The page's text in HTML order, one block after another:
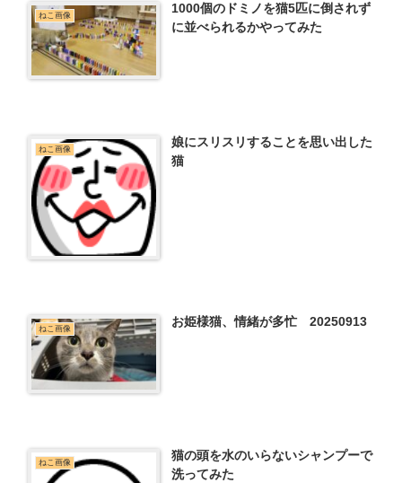
ねこ画像
1000個のドミノを猫5匹に倒されず
に並べられるかやってみた
ねこ画像
娘にスリスリすることを思い出した
猫
ねこ画像 お姫様猫、情緒が多忙 20250913
ねこ画像
猫の頭を水のいらないシャンプーで
洗ってみた